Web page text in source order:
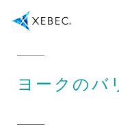
ヨークのバ